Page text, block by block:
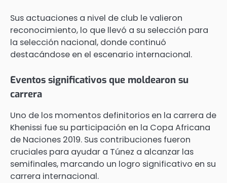
Sus actuaciones a nivel de club le valieron
reconocimiento, lo que llevó a su selección para
la selección nacional, donde continuó
destacándose en el escenario internacional.
Eventos significativos que moldearon su
carrera
Uno de los momentos definitorios en la carrera de
Khenissi fue su participación en la Copa Africana
de Naciones 2019. Sus contribuciones fueron
cruciales para ayudar a Túnez a alcanzar las
semifinales, marcando un logro significativo en su
carrera internacional.